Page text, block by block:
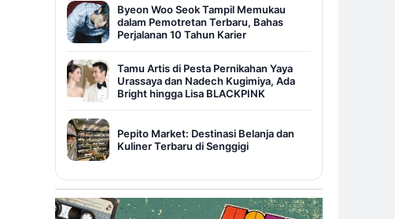
Byeon Woo Seok Tampil Memukau
dalam Pemotretan Terbaru, Bahas
Perjalanan 10 Tahun Karier
Tamu Artis di Pesta Pernikahan Yaya
Urassaya dan Nadech Kugimiya, Ada
Bright hingga Lisa BLACKPINK
Pepito Market: Destinasi Belanja dan
Kuliner Terbaru di Senggigi